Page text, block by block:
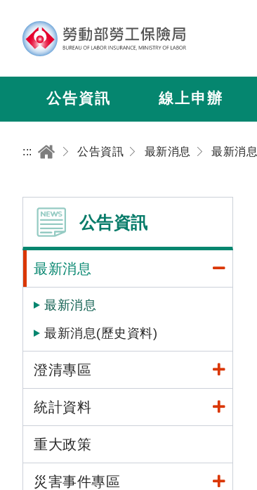
公告資訊 線上申辦
::: 公告資訊 最新消息 最新消
公告資訊
最新消息
最新消息
最新消息(歷史資料)
澄清專區
統計資料
重大政策
災害事件專區